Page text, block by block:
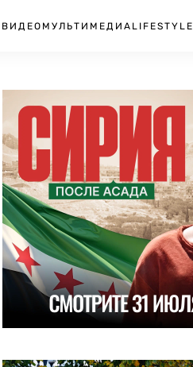
ВИДЕО МУЛЬТИМЕДИА LIFESTYLE